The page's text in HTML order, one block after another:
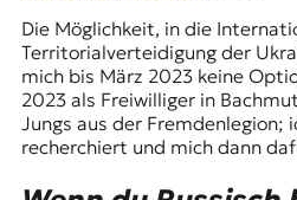
Die Möglichkeit, in die
Territorialverteidigung der
mich bis März 2023 keine
2023 als Freiwilliger in
Jungs aus der Fremdenlegion;
recherchiert und mich dann